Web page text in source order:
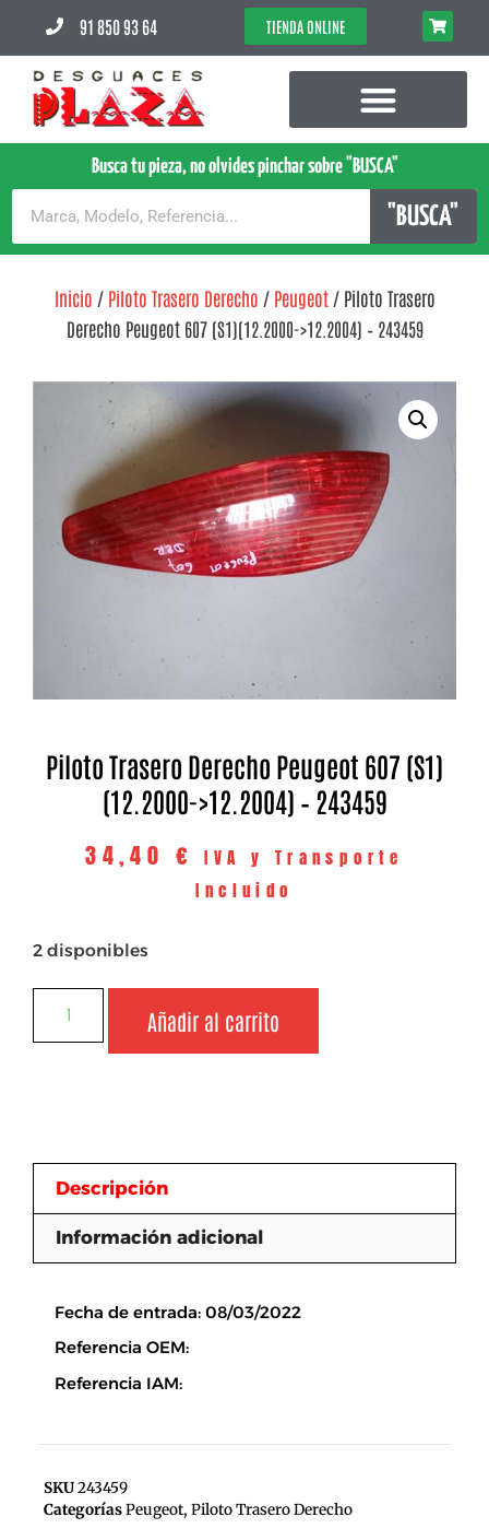
91 850 93 64 TIENDA ONLINE
Busca tu pieza, no olvides pinchar sobre "BUSCA"
"BUSCA"
Inicio / Piloto Trasero Derecho / Peugeot/ Piloto Trasero
Derecho Peugeot 607 (S1)(12.2000->12.2004) – 243459
Piloto Trasero Derecho Peugeot 607 (S1)
(12.2000->12.2004) – 243459
34,40 €
IVA y Transporte
Incluido
2 disponibles
Añadir al carrito
Descripción
Información adicional
Fecha de entrada: 08/03/2022
Referencia OEM:
Referencia IAM:
SKU243459
CategoríasPeugeot, Piloto Trasero Derecho